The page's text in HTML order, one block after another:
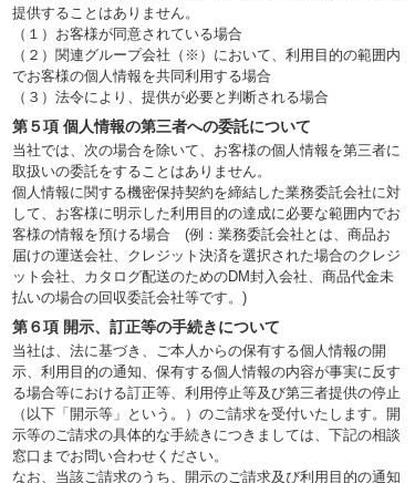
提供することはありません。
（１）お客様が同意されている場合
（２）関連グループ会社（※）において、利用目的の範囲内
でお客様の個人情報を共同利用する場合
（３）法令により、提供が必要と判断される場合
第５項 個人情報の第三者への委託について
当社では、次の場合を除いて、お客様の個人情報を第三者に
取扱いの委託をすることはありません。
個人情報に関する機密保持契約を締結した業務委託会社に対
して、お客様に明示した利用目的の達成に必要な範囲内でお
客様の情報を預ける場合 (例：業務委託会社とは、商品お
届けの運送会社、クレジット決済を選択された場合のクレジ
ット会社、カタログ配送のためのDM封入会社、商品代金未
払いの場合の回収委託会社等です。)
第６項 開示、訂正等の手続きについて
当社は、法に基づき、ご本人からの保有する個人情報の開
示、利用目的の通知、保有する個人情報の内容が事実に反す
る場合等における訂正等、利用停止等及び第三者提供の停止
（以下「開示等」という。）のご請求を受付いたします。開
示等のご請求の具体的な手続きにつきましては、下記の相談
窓口までお問い合わせください。
なお、当該ご請求のうち、開示のご請求及び利用目的の通知